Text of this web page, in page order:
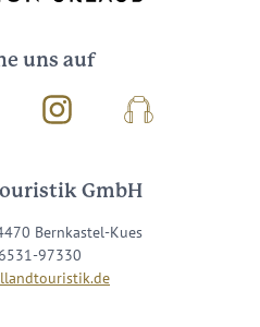
uns auf
InstagramPodcast
GmbH
Bernkastel-Kues
97330